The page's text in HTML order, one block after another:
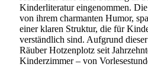
Kinderliteratur eingenommen.
von ihrem charmanten Humor,
einer klaren Struktur, die für
verständlich sind. Aufgrund
Räuber Hotzenplotz seit
Kinderzimmer – von